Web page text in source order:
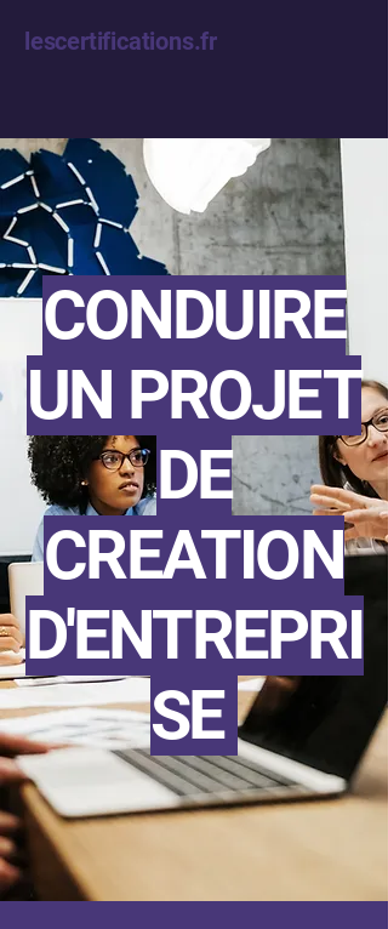
lescertifications.fr
CONDUIRE
UN PROJET
DE
CREATION
D'ENTREPRI
SE